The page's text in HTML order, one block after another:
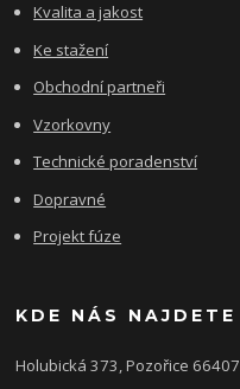
Kvalita a jakost
Ke stažení
Obchodní partneři
Vzorkovny
Technické poradenství
Dopravné
Projekt fúze
KDE NÁS NAJDETE
Holubická 373, Pozořice 66407